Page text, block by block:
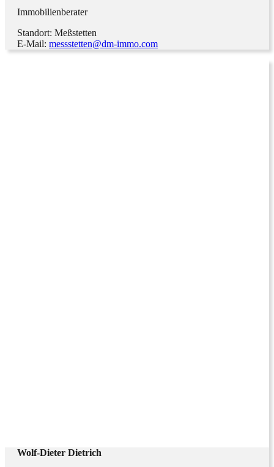
Immobilienberater
Standort: Meßstetten
E-Mail: messstetten@dm-immo.com
Wolf-Dieter Dietrich